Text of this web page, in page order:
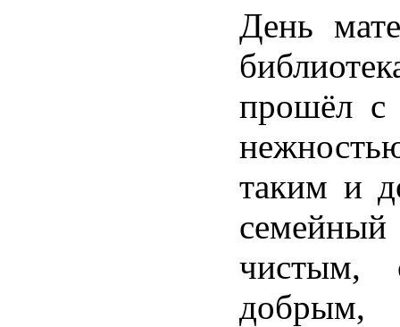
День
прошёл с
таким и
семейный
чистым,